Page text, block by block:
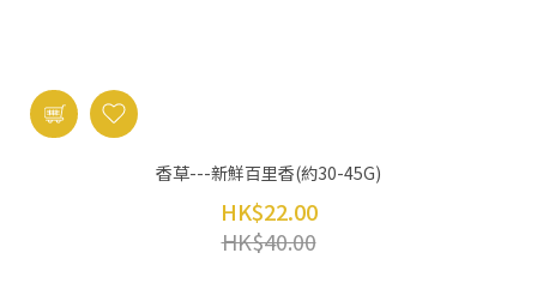
香草---新鮮百里香(約30-45G)
HK$22.00
HK$40.00